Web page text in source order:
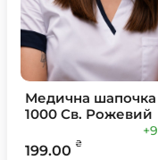
Медична шапочка
1000 Св. Рожевий
199.00 ₴
+9